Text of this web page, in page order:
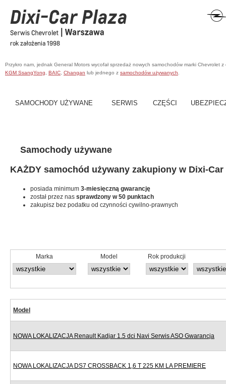
Przykro nam, jednak General Motors wycofał sprzedaż nowych samochodów marki Chevrolet
KGM SsangYong
BAIC Changan lub jednego z samochodów używanych
SAMOCHODY UŻYWANE SERWIS CZĘŚCI
Samochody używane
KAŻDY samochód używany zakupiony w Dixi-Car
posiada minimum 3-miesięczną gwarancję
został przez nas sprawdzony w 50 punktach
zakupisz bez podatku od czynności cywilno-prawnych
Marka Model Rok produkcji
Model
NOWA LOKALIZACJA Renault Kadjar 1.5 dci Navi Serwis ASO Gwarancja
NOWA LOKALIZACJA DS7 CROSSBACK 1,6 T 225 KM LA PREMIERE